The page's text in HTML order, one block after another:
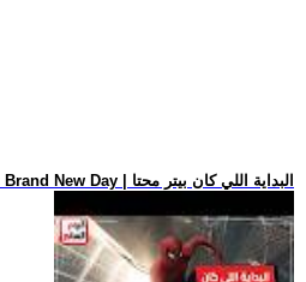
.. فيلم Spider-Man: Brand New Day | البداية اللي كان بيتر محتا